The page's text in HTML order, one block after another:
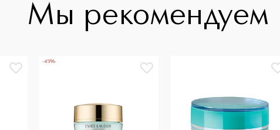
Мы рекомендуем
-45%